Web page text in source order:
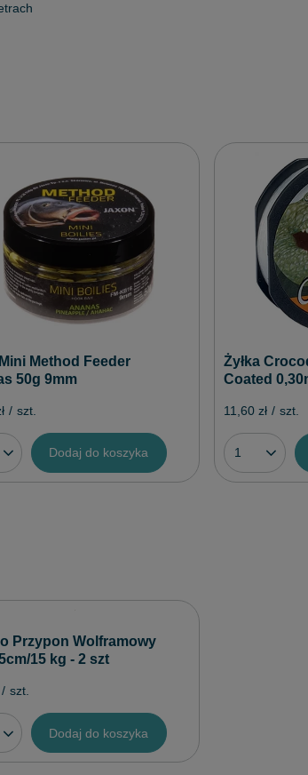
Method Feeder
50g 9mm
/ szt.
Dodaj do koszyka
Żyłka
Coated
11,60 zł / szt.
Przypon Wolframowy
15 kg - 2 szt
/ szt.
Dodaj do koszyka